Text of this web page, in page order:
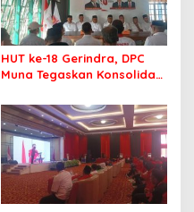
HUT ke-18 Gerindra, DPC
Muna Tegaskan Konsolidasi